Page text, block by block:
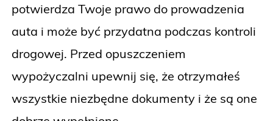
potwierdza Twoje prawo do prowadzenia
auta i może być przydatna podczas kontroli
drogowej. Przed opuszczeniem
wypożyczalni upewnij się, że otrzymałeś
wszystkie niezbędne dokumenty i że są one